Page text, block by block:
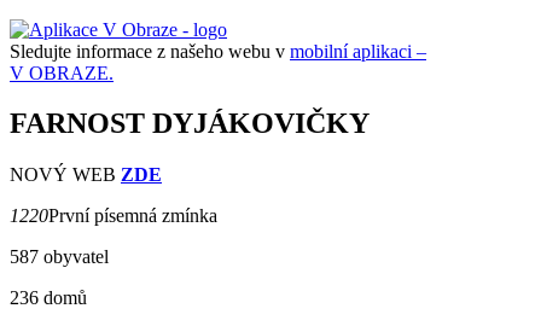
Sledujte informace z našeho webu v mobilní aplikaci –
V OBRAZE.
FARNOST DYJÁKOVIČKY
NOVÝ WEB ZDE
1220První písemná zmínka
587 obyvatel
236 domů